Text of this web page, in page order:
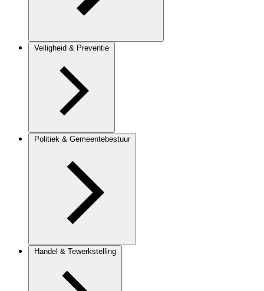
Veiligheid & Preventie
Politiek & Gemeentebestuur
Handel & Tewerkstelling